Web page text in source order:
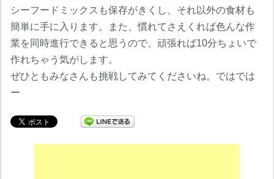
シーフードミックスも保存がきくし、それ以外の食材も
簡単に手に入ります。また、慣れてさえくれば色んな作
業を同時進行できると思うので、頑張れば10分ちょいで
作れちゃう気がします。
ぜひともみなさんも挑戦してみてくださいね。ではでは
ー